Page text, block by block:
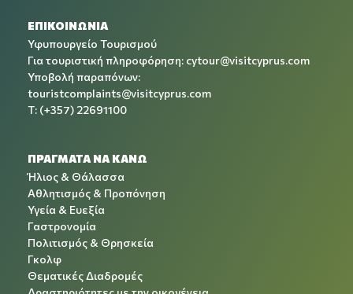
ΕΠΙΚΟΙΝΩΝΙΑ
Υφυπουργείο Τουρισμού
Για τουριστική πληροφόρηση: cytour@visitcyprus.com
Υποβολή παραπόνων:
touristcomplaints@visitcyprus.com
T: (+357) 22691100
ΠΡΑΓΜΑΤΑ ΝΑ ΚΑΝΩ
Ήλιος & Θάλασσα
Αθλητισμός & Προπόνηση
Υγεία & Ευεξία
Γαστρονομία
Πολιτισμός & Θρησκεία
Γκολφ
Θεματικές Διαδρομές